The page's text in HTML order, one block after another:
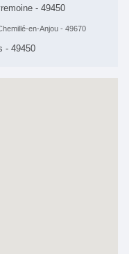
- 49450
en-Anjou - 49670
- 49450